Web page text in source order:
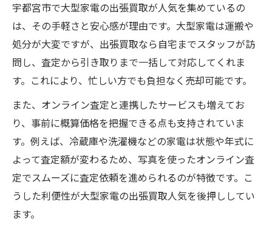
宇都宮市で大型家電の出張買取が人気を集めているの
は、その手軽さと安心感が理由です。大型家電は運搬や
処分が大変ですが、出張買取なら自宅までスタッフが訪
問し、査定から引き取りまで一括して対応してくれま
す。これにより、忙しい方でも負担なく売却可能です。
また、オンライン査定と連携したサービスも増えてお
り、事前に概算価格を把握できる点も支持されていま
す。例えば、冷蔵庫や洗濯機などの家電は状態や年式に
よって査定額が変わるため、写真を使ったオンライン査
定でスムーズに査定依頼を進められるのが特徴です。こ
うした利便性が大型家電の出張買取人気を後押ししてい
ます。